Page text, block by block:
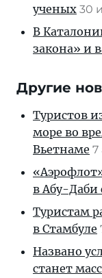
ученых 30
В
закона» и
Другие
Туристов
море во
Вьетнаме 7
в Абу-Даби
Туристам
в Стамбуле
Названо
станет